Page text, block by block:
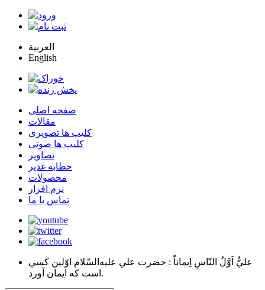
العربية
English
صفحه اصلی
مقالات
کلیپ ها تصویری
کلیپ ها صوتی
تصاویر
خطابه غدیر
محصولات
نرم افزار
تماس با ما
عليٌّ اَوَّلُ النّاسِ اِيماناً : حضرت علي عليه‌السّلام اوّلين كسي
است كه ايمان آورد.